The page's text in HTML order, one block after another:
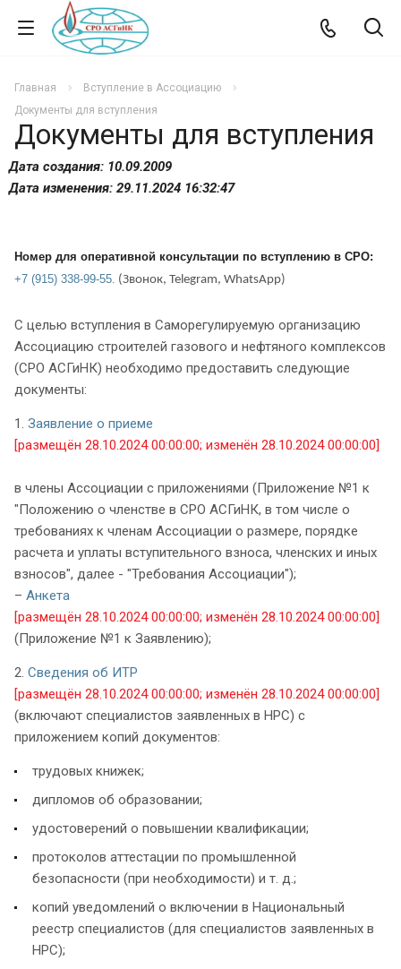
Главная
Вступление в Ассоциацию
Документы для вступления
Документы для вступления
Дата создания: 10.09.2009
Дата изменения: 29.11.2024 16:32:47
Номер для оперативной консультации по вступлению в СРО:
+7 (915) 338-99-55. (Звонок, Telegram, WhatsApp)
С целью вступления в Саморегулируемую организацию
Ассоциацию строителей газового и нефтяного комплексов
(СРО АСГиНК) необходимо предоставить следующие
документы:
1. Заявление о приеме
[размещён 28.10.2024 00:00:00; изменён 28.10.2024 00:00:00]
в члены Ассоциации с приложениями (Приложение №1 к
"Положению о членстве в СРО АСГиНК, в том числе о
требованиях к членам Ассоциации о размере, порядке
расчета и уплаты вступительного взноса, членских и иных
взносов", далее - "Требования Ассоциации");
– Анкета
[размещён 28.10.2024 00:00:00; изменён 28.10.2024 00:00:00]
(Приложение №1 к Заявлению);
2. Сведения об ИТР
[размещён 28.10.2024 00:00:00; изменён 28.10.2024 00:00:00]
(включают специалистов заявленных в НРС) с
приложением копий документов:
трудовых книжек;
дипломов об образовании;
удостоверений о повышении квалификации;
протоколов аттестации по промышленной
безопасности (при необходимости) и т. д.;
копий уведомлений о включении в Национальный
реестр специалистов (для специалистов заявленных в
НРС);